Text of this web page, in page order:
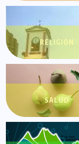
RELIGIÓN
SALUD